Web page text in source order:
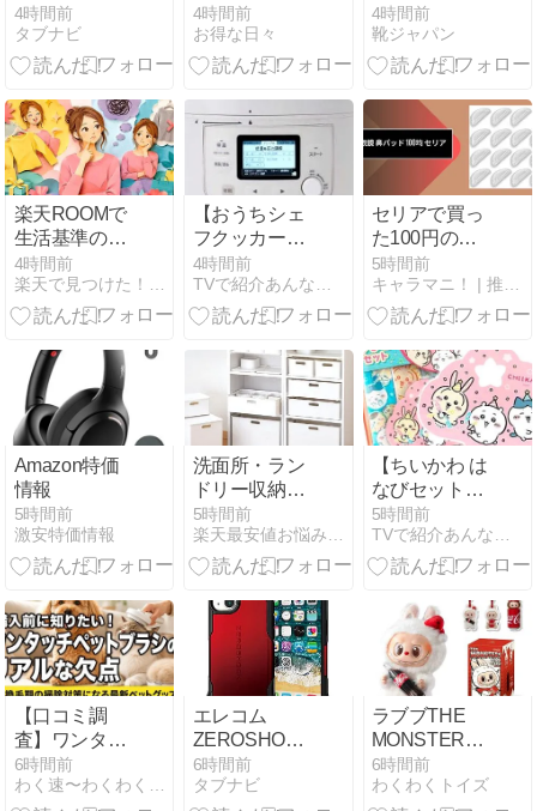
手帳型ケース
を徹底解説
4時間前
タブナビ
テン館の割引
クーポンやセ
ールまとめ
4時間前
お得な日々
ET003 快適ス
リッポンの魅
力
4時間前
靴ジャパン
楽天ROOMで
生活基準の違
いに迷わない
商品選びと投
稿の考え方
4時間前
【おうちシェ
フクッカー】
福原遥さんに
オススメした
最新調理家電
ようび
4時間前
セリアで買っ
た100円のメ
ガネ鼻パッ
ド、正直なと
ころどれくら
5時間前
Amazon特価
情報
5時間前
激安特価情報
洗面所・ラン
ドリー収納お
すすめ3選｜
洗濯機まわり
をすっきり整
クス＆ランド
リーラック
5時間前
楽天最安値お悩み解決ナビ
【ちいかわ は
なびセット】
ハチワレの顔
が浮かび上が
る花火 ～土曜
5時間前
TVで紹介あんな物こんな物おかい物
【口コミ調
査】ワンタッ
チペット用ブ
ラシのメリッ
6時間前
わく速〜わくわく速報〜
エレコム
ZEROSHOCK
iPhone13用6
層ハイブリッ
6時間前
タブナビ
ラブブTHE
MONSTERS
コーラシリー
ズを客観レビ
6時間前
わくわくトイズ